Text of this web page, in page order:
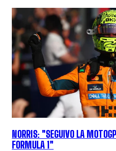
NORRIS: "SEGUIVO LA
FORMULA 1"